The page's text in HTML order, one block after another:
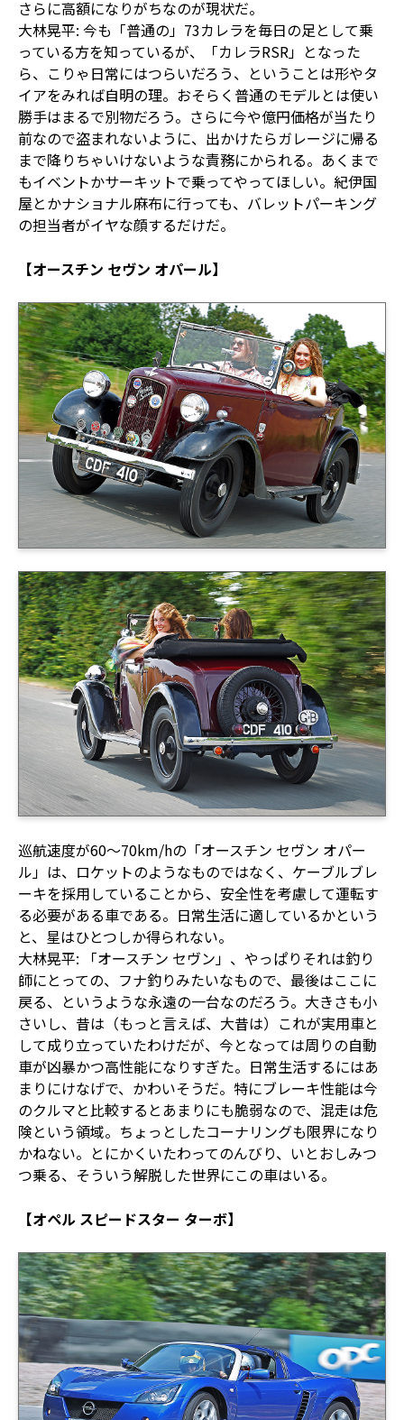
さらに高額になりがちなのが現状だ。
大林晃平: 今も「普通の」73カレラを毎日の足として乗
っている方を知っているが、「カレラRSR」となった
ら、こりゃ日常にはつらいだろう、ということは形やタ
イアをみれば自明の理。おそらく普通のモデルとは使い
勝手はまるで別物だろう。さらに今や億円価格が当たり
前なので盗まれないように、出かけたらガレージに帰る
まで降りちゃいけないような責務にかられる。あくまで
もイベントかサーキットで乗ってやってほしい。紀伊国
屋とかナショナル麻布に行っても、バレットパーキング
の担当者がイヤな顔するだけだ。
【オースチン セヴン オパール】
巡航速度が60～70km/hの「オースチン セヴン オパー
ル」は、ロケットのようなものではなく、ケーブルブレ
ーキを採用していることから、安全性を考慮して運転す
る必要がある車である。日常生活に適しているかという
と、星はひとつしか得られない。
大林晃平: 「オースチン セヴン」、やっぱりそれは釣り
師にとっての、フナ釣りみたいなもので、最後はここに
戻る、というような永遠の一台なのだろう。大きさも小
さいし、昔は（もっと言えば、大昔は）これが実用車と
して成り立っていたわけだが、今となっては周りの自動
車が凶暴かつ高性能になりすぎた。日常生活するにはあ
まりにけなげで、かわいそうだ。特にブレーキ性能は今
のクルマと比較するとあまりにも脆弱なので、混走は危
険という領域。ちょっとしたコーナリングも限界になり
かねない。とにかくいたわってのんびり、いとおしみつ
つ乗る、そういう解脱した世界にこの車はいる。
【オペル スピードスター ターボ】